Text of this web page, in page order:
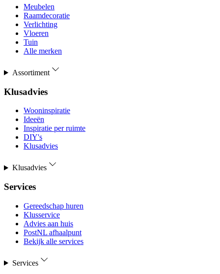
Meubelen
Raamdecoratie
Verlichting
Vloeren
Tuin
Alle merken
Assortiment
Klusadvies
Wooninspiratie
Ideeën
Inspiratie per ruimte
DIY's
Klusadvies
Klusadvies
Services
Gereedschap huren
Klusservice
Advies aan huis
PostNL afhaalpunt
Bekijk alle services
Services